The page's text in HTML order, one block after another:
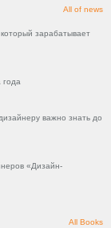
All of news
зарабатывает
года
важно знать до
«Дизайн-
All Books